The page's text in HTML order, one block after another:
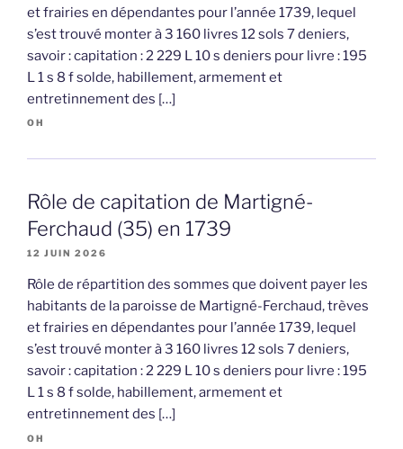
et frairies en dépendantes pour l’année 1739, lequel
s’est trouvé monter à 3 160 livres 12 sols 7 deniers,
savoir : capitation : 2 229 L 10 s deniers pour livre : 195
L 1 s 8 f solde, habillement, armement et
entretinnement des […]
OH
Rôle de capitation de Martigné-
Ferchaud (35) en 1739
12 JUIN 2026
Rôle de répartition des sommes que doivent payer les
habitants de la paroisse de Martigné-Ferchaud, trèves
et frairies en dépendantes pour l’année 1739, lequel
s’est trouvé monter à 3 160 livres 12 sols 7 deniers,
savoir : capitation : 2 229 L 10 s deniers pour livre : 195
L 1 s 8 f solde, habillement, armement et
entretinnement des […]
OH